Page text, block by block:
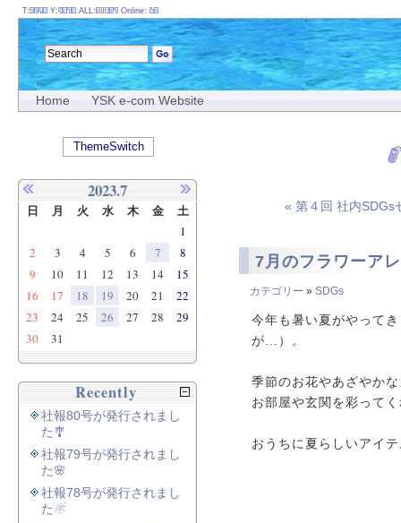
Home YSK e-com Website
« 第４回 社内
7月のフラワーア
カテゴリー » SDGs
今年も暑い夏がやって
が…）。
季節のお花やあざやか
お部屋や玄関を彩って
おうちに夏らしいアイ
T: Y: ALL: Online:
ThemeSwitch
2023.7
日 月 火 水 木 金 土
1
2
3 4 5 6 7
8
9
10 11 12 13 14
15
16
17 18 19 20 21
22
23
24 25 26 27 28
29
30
31
Recently
社報80号が発行されまし
た🎐
社報79号が発行されまし
た🌸
社報78号が発行されまし
た☃